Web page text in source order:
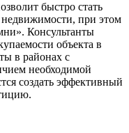
быстро стать
при этом
Консультанты
объекта в
в районах с
необходимой
создать эффективный